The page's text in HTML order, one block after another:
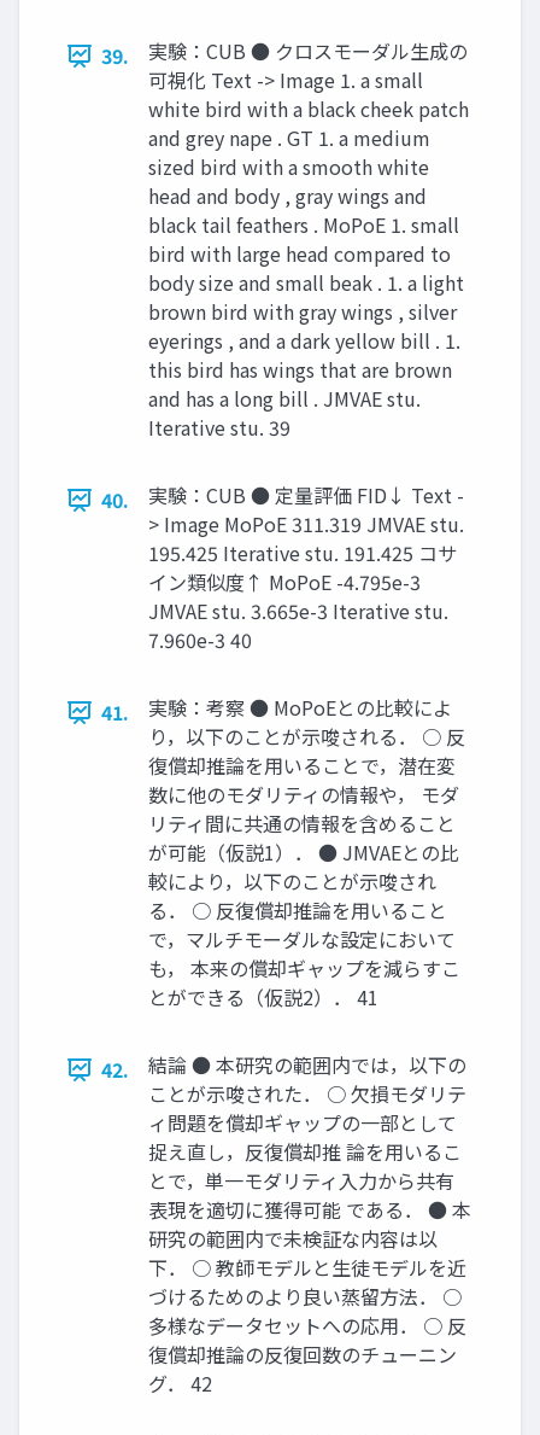
39.
実験：CUB ● クロスモーダル生成の
可視化 Text -> Image 1. a small
white bird with a black cheek patch
and grey nape . GT 1. a medium
sized bird with a smooth white
head and body , gray wings and
black tail feathers . MoPoE 1. small
bird with large head compared to
body size and small beak . 1. a light
brown bird with gray wings , silver
eyerings , and a dark yellow bill . 1.
this bird has wings that are brown
and has a long bill . JMVAE stu.
Iterative stu. 39
40.
実験：CUB ● 定量評価 FID↓ Text -
> Image MoPoE 311.319 JMVAE stu.
195.425 Iterative stu. 191.425 コサ
イン類似度↑ MoPoE -4.795e-3
JMVAE stu. 3.665e-3 Iterative stu.
7.960e-3 40
41.
実験：考察 ● MoPoEとの比較によ
り，以下のことが示唆される． ○ 反
復償却推論を用いることで，潜在変
数に他のモダリティの情報や， モダ
リティ間に共通の情報を含めること
が可能（仮説1）． ● JMVAEとの比
較により，以下のことが示唆され
る． ○ 反復償却推論を用いること
で，マルチモーダルな設定において
も， 本来の償却ギャップを減らすこ
とができる（仮説2）． 41
42.
結論 ● 本研究の範囲内では，以下の
ことが示唆された． ○ 欠損モダリテ
ィ問題を償却ギャップの一部として
捉え直し，反復償却推 論を用いるこ
とで，単一モダリティ入力から共有
表現を適切に獲得可能 である． ● 本
研究の範囲内で未検証な内容は以
下． ○ 教師モデルと生徒モデルを近
づけるためのより良い蒸留方法． ○
多様なデータセットへの応用． ○ 反
復償却推論の反復回数のチューニン
グ． 42